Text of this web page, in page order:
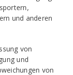
und anderen
von
und
von